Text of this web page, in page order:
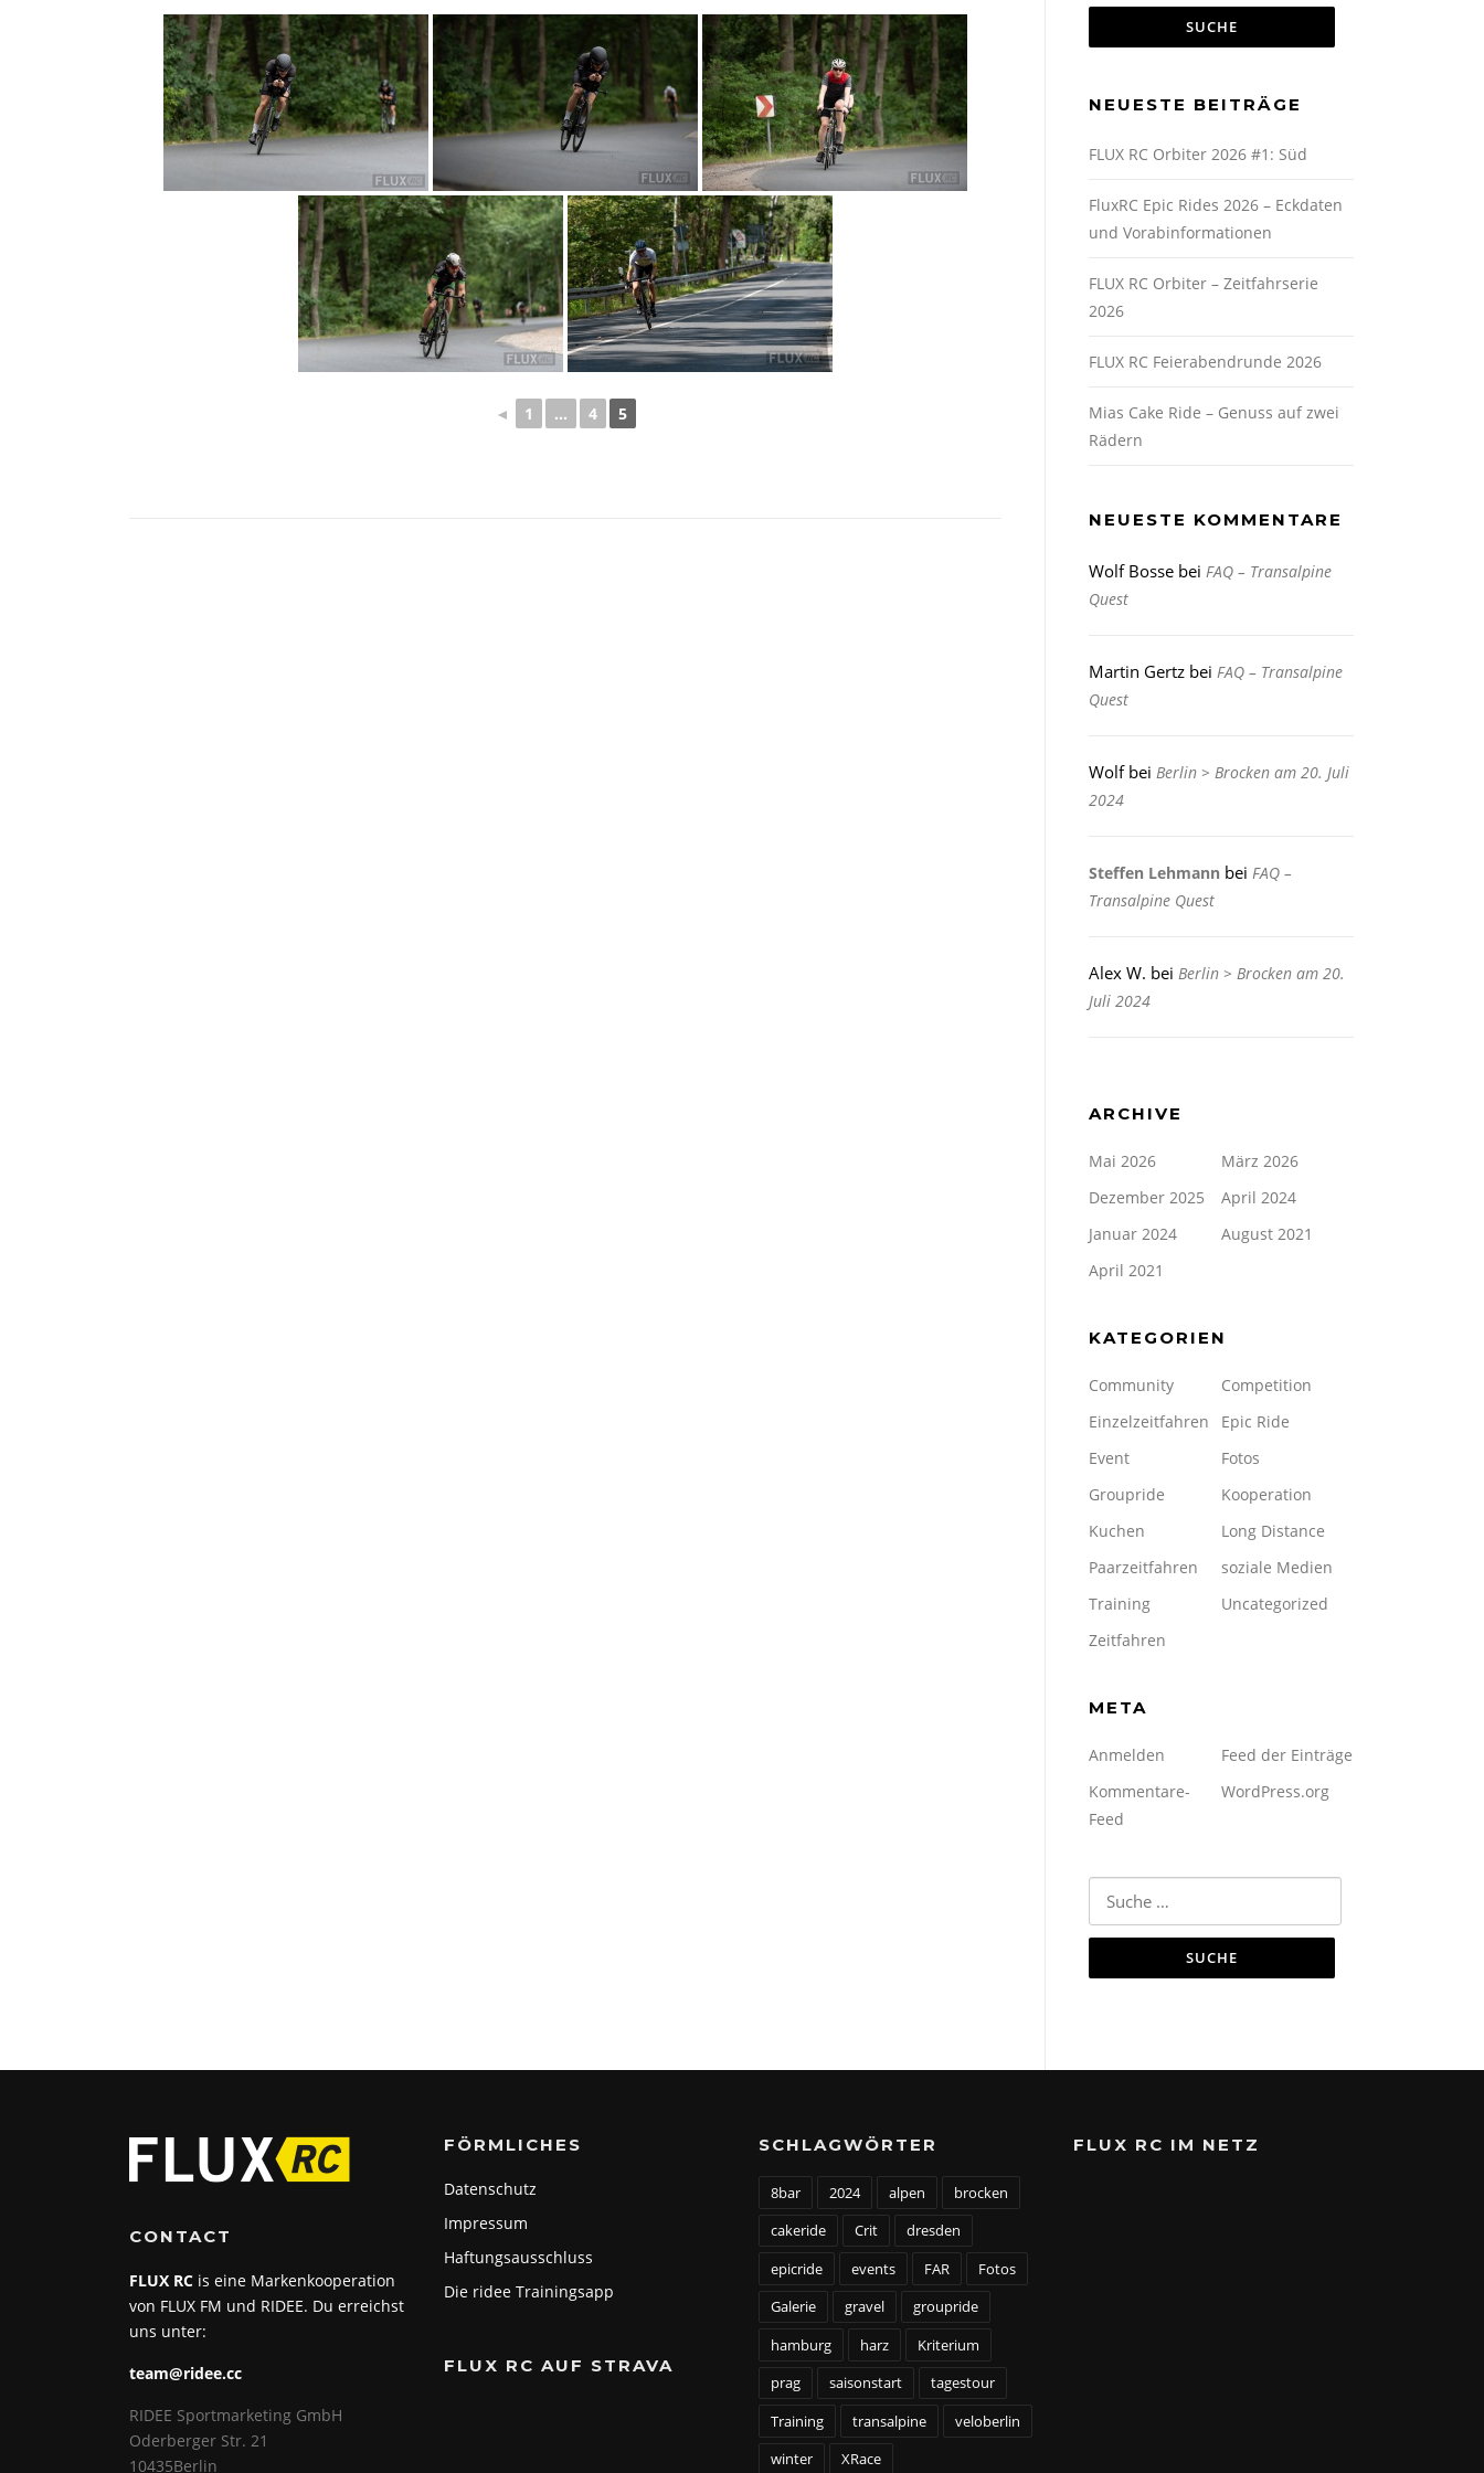
◄ 1 ... 4 5
NEUESTE BEITRÄGE
FLUX RC Orbiter 2026 #1: Süd
FluxRC Epic Rides 2026 – Eckdaten
und Vorabinformationen
FLUX RC Orbiter – Zeitfahrserie
2026
FLUX RC Feierabendrunde 2026
Mias Cake Ride – Genuss auf zwei
Rädern
NEUESTE KOMMENTARE
Wolf Bosse bei FAQ – Transalpine
Quest
Martin Gertz bei FAQ – Transalpine
Quest
Wolfbei Berlin > Brocken am 20. Juli
2024
Steffen Lehmann bei FAQ –
Transalpine Quest
Alex W. bei Berlin > Brocken am 20.
Juli 2024
ARCHIVE
Mai 2026
März 2026
Dezember 2025
April 2024
Januar 2024
August 2021
April 2021
KATEGORIEN
Community
Competition
Einzelzeitfahren
Epic Ride
Event
Fotos
Groupride
Kooperation
Kuchen
Long Distance
Paarzeitfahren
soziale Medien
Training
Uncategorized
Zeitfahren
META
Anmelden
Feed der Einträge
Kommentare-
Feed
WordPress.org
CONTACT
FLUX RC is eine Markenkooperation
von FLUX FM und RIDEE. Du erreichst
uns unter:
team@ridee.cc
RIDEE Sportmarketing GmbH
Oderberger Str. 21
10435Berlin
FÖRMLICHES
Datenschutz
Impressum
Haftungsausschluss
Die ridee Trainingsapp
FLUX RC AUF STRAVA
SCHLAGWÖRTER
8bar 2024 alpen
brocken
cakeride
Crit
dresden
epicride
events FAR
Fotos
Galerie
gravel
groupride
hamburg
harz
Kriterium
prag
saisonstart
tagestour
Training
transalpine
veloberlin
winter
XRace
FLUX RC IM NETZ